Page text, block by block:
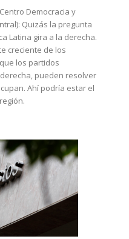
Democracia y
Quizás la pregunta
Latina gira a la derecha.
creciente de los
los partidos
pueden resolver
Ahí podría estar el